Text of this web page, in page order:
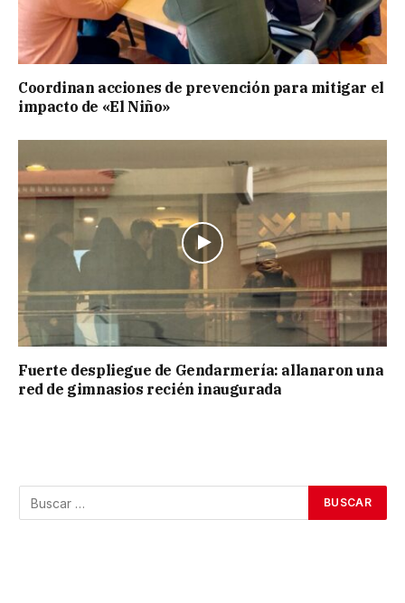
Coordinan acciones de prevención para mitigar el
impacto de «El Niño»
Fuerte despliegue de Gendarmería: allanaron una
red de gimnasios recién inaugurada